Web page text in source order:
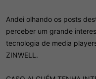
Andei olhando os posts
perceber um grande
tecnologia de media
ZINWELL.